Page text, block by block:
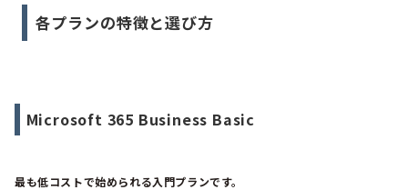
各プランの特徴と選び方
Microsoft 365 Business Basic
最も低コストで始められる入門プランです。